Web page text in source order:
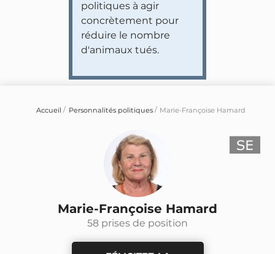
politiques à agir
concrètement pour
réduire le nombre
d'animaux tués.
Accueil Personnalités politiques Marie-Françoise Hamard
Marie-Françoise Hamard
58 prises de position